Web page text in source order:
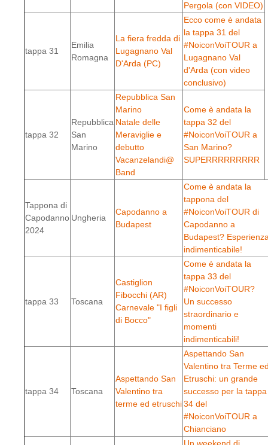
Pergola (con VIDEO)
tappa 31
Emilia
Romagna
La fiera fredda di
Lugagnano Val
D'Arda (PC)
Ecco come è andata
la tappa 31 del
#NoiconVoiTOUR a
Lugagnano Val
d'Arda (con video
conclusivo)
tappa 32
Repubblica
San
Marino
Repubblica San
Marino
Natale delle
Meraviglie e
debutto
Vacanzelandi@
Band
Come è andata la
tappa 32 del
#NoiconVoiTOUR a
San Marino?
SUPERRRRRRRRR
Tappona di
Capodanno
2024
Ungheria
Capodanno a
Budapest
Come è andata la
tappona del
#NoiconVoiTOUR di
Capodanno a
Budapest?
indimenticabile!
tappa 33 Toscana
Castiglion
Fibocchi (AR)
Carnevale "I figli
di Bocco"
Come è andata la
tappa 33 del
#NoiconVoiTOUR?
Un successo
straordinario e
momenti
indimenticabili!
tappa 34 Toscana
Aspettando San
Valentino tra
terme ed etruschi
Aspettando San
Valentino tra Terme
Etruschi: un grande
successo per la tappa
34 del
#NoiconVoiTOUR a
Chianciano